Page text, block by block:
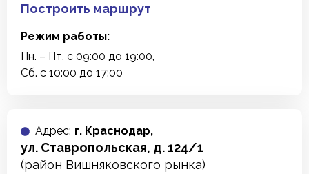
Построить маршрут
Режим работы:
Пн. – Пт. с 09:00 до 19:00,
Сб. с 10:00 до 17:00
Адреc: г. Краснодар,
ул. Ставропольская, д. 124/1
(район Вишняковского рынка)